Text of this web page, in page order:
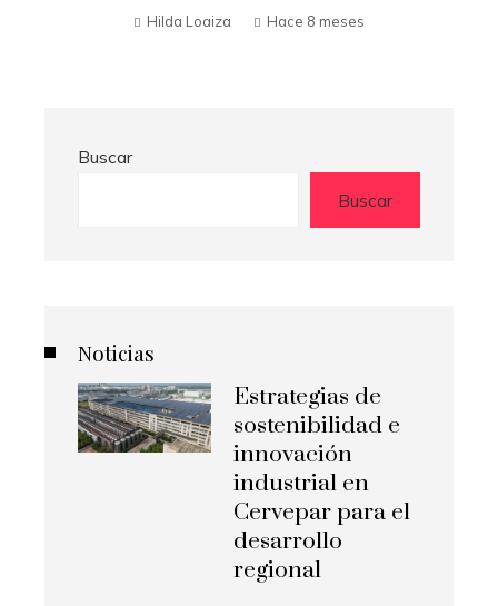
Hilda Loaiza Hace 8 meses
Buscar
Buscar
Noticias
Estrategias de
sostenibilidad e
innovación
industrial en
Cervepar para el
desarrollo
regional